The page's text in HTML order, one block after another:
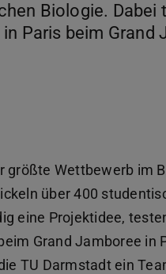
Biologie.
Paris beim Grand
größte Wettbewerb im
über 400
eine Projektidee,
Grand Jamboree in
TU Darmstadt ein